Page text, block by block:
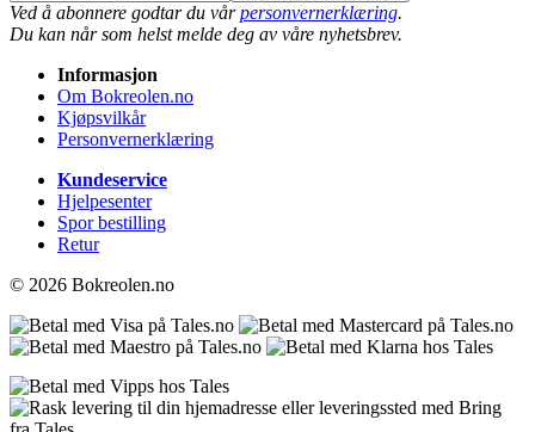
Ved å abonnere godtar du vårpersonvernerklæring.
Du kan når som helst melde deg av våre nyhetsbrev.
Informasjon
Om Bokreolen.no
Kjøpsvilkår
Personvernerklæring
Kundeservice
Hjelpesenter
Spor bestilling
Retur
© 2026 Bokreolen.no